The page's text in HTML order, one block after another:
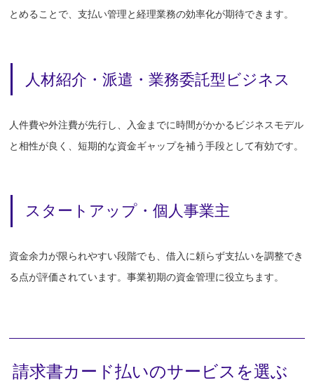
とめることで、支払い管理と経理業務の効率化が期待できます。
人材紹介・派遣・業務委託型ビジネス
人件費や外注費が先行し、入金までに時間がかかるビジネスモデル
と相性が良く、短期的な資金ギャップを補う手段として有効です。
スタートアップ・個人事業主
資金余力が限られやすい段階でも、借入に頼らず支払いを調整でき
る点が評価されています。事業初期の資金管理に役立ちます。
請求書カード払いのサービスを選ぶ